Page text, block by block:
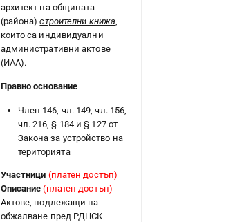
архитект на общината
(района)строителни книжа,
които са индивидуални
административни актове
(ИАА).
Правно основание
Член 146, чл. 149, чл. 156,
чл. 216, § 184 и § 127 от
Закона за устройство на
територията
Участници (платен достъп)
Описание (платен достъп)
Актове, подлежащи на
обжалване пред РДНСК